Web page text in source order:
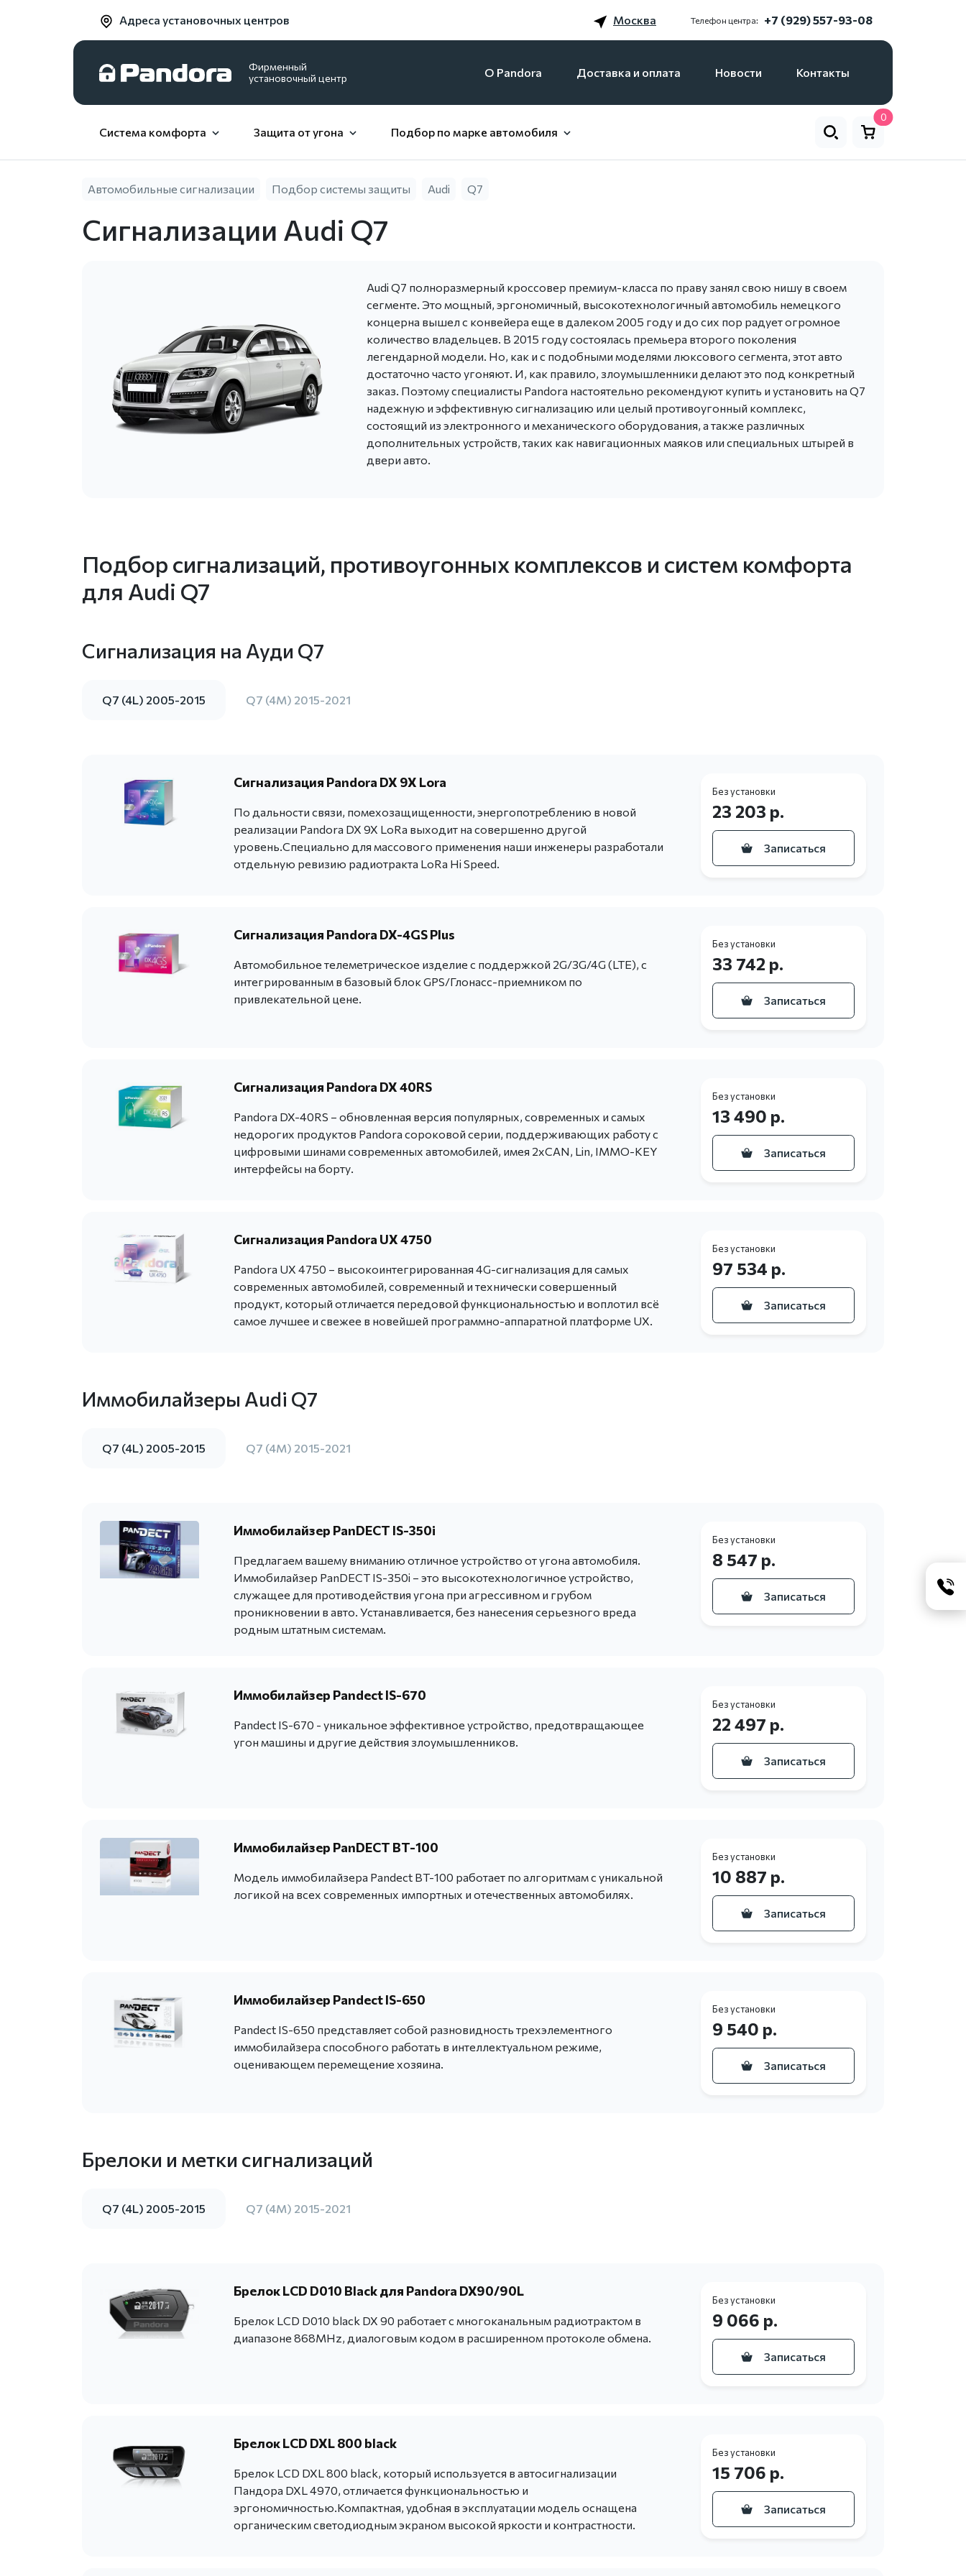
Адреса установочных центров Москва Телефон центра: +7 (929) 557-93-08
Фирменный
установочный центр
O Pandora Доставка и оплата Новости Контакты
Система комфорта Защита от угона Подбор по марке автомобиля
0
Автомобильные сигнализации Подбор системы защиты Audi Q7
Сигнализации Audi Q7
Audi Q7 полноразмерный кроссовер премиум-класса по праву занял свою нишу в своем
сегменте. Это мощный, эргономичный, высокотехнологичный автомобиль немецкого
концерна вышел с конвейера еще в далеком 2005 году и до сих пор радует огромное
количество владельцев. В 2015 году состоялась премьера второго поколения
легендарной модели. Но, как и с подобными моделями люксового сегмента, этот авто
достаточно часто угоняют. И, как правило, злоумышленники делают это под конкретный
заказ. Поэтому специалисты Pandora настоятельно рекомендуют купить и установить на Q7
надежную и эффективную сигнализацию или целый противоугонный комплекс,
состоящий из электронного и механического оборудования, а также различных
дополнительных устройств, таких как навигационных маяков или специальных штырей в
двери авто.
Подбор сигнализаций, противоугонных комплексов и систем комфорта
для Audi Q7
Сигнализация на Ауди Q7
Q7 (4L) 2005-2015 Q7 (4M) 2015-2021
Сигнализация Pandora DX 9X Lora
По дальности связи, помехозащищенности, энергопотреблению в новой
реализации Pandora DX 9X LoRa выходит на совершенно другой
уровень.Специально для массового применения наши инженеры разработали
отдельную ревизию радиотракта LoRa Hi Speed.
Без установки
23 203 р.
Записаться
Сигнализация Pandora DX-4GS Plus
Автомобильное телеметрическое изделие с поддержкой 2G/3G/4G (LTE), с
интегрированным в базовый блок GPS/Глонасс-приемником по
привлекательной цене.
Без установки
33 742 р.
Записаться
Сигнализация Pandora DX 40RS
Pandora DX-40RS – обновленная версия популярных, современных и самых
недорогих продуктов Pandora сороковой серии, поддерживающих работу с
цифровыми шинами современных автомобилей, имея 2хCAN, Lin, IMMO-KEY
интерфейсы на борту.
Без установки
13 490 р.
Записаться
Сигнализация Pandora UX 4750
Pandora UX 4750 – высокоинтегрированная 4G-сигнализация для самых
современных автомобилей, современный и технически совершенный
продукт, который отличается передовой функциональностью и воплотил всё
самое лучшее и свежее в новейшей программно-аппаратной платформе UX.
Без установки
97 534 р.
Записаться
Иммобилайзеры Audi Q7
Q7 (4L) 2005-2015 Q7 (4M) 2015-2021
Иммобилайзер PanDECT IS-350i
Предлагаем вашему вниманию отличное устройство от угона автомобиля.
Иммобилайзер PanDECT IS-350i – это высокотехнологичное устройство,
служащее для противодействия угона при агрессивном и грубом
проникновении в авто. Устанавливается, без нанесения серьезного вреда
родным штатным системам.
Без установки
8 547 р.
Записаться
Иммобилайзер Pandect IS-670
Pandect IS-670 - уникальное эффективное устройство, предотвращающее
угон машины и другие действия злоумышленников.
Без установки
22 497 р.
Записаться
Иммобилайзер PanDECT BT-100
Модель иммобилайзера Pandect BT-100 работает по алгоритмам с уникальной
логикой на всех современных импортных и отечественных автомобилях.
Без установки
10 887 р.
Записаться
Иммобилайзер Pandect IS-650
Pandect IS-650 представляет собой разновидность трехэлементного
иммобилайзера способного работать в интеллектуальном режиме,
оценивающем перемещение хозяина.
Без установки
9 540 р.
Записаться
Брелоки и метки сигнализаций
Q7 (4L) 2005-2015 Q7 (4M) 2015-2021
Брелок LCD D010 Black для Pandora DX90/90L
Брелок LCD D010 black DX 90 работает c многоканальным радиотрактом в
диапазоне 868MHz, диалоговым кодом в расширенном протоколе обмена.
Без установки
9 066 р.
Записаться
Брелок LCD DXL 800 black
Брелок LCD DXL 800 black, который используется в автосигнализации
Пандора DXL 4970, отличается функциональностью и
эргономичностью.Компактная, удобная в эксплуатации модель оснащена
органическим светодиодным экраном высокой яркости и контрастности.
Без установки
15 706 р.
Записаться